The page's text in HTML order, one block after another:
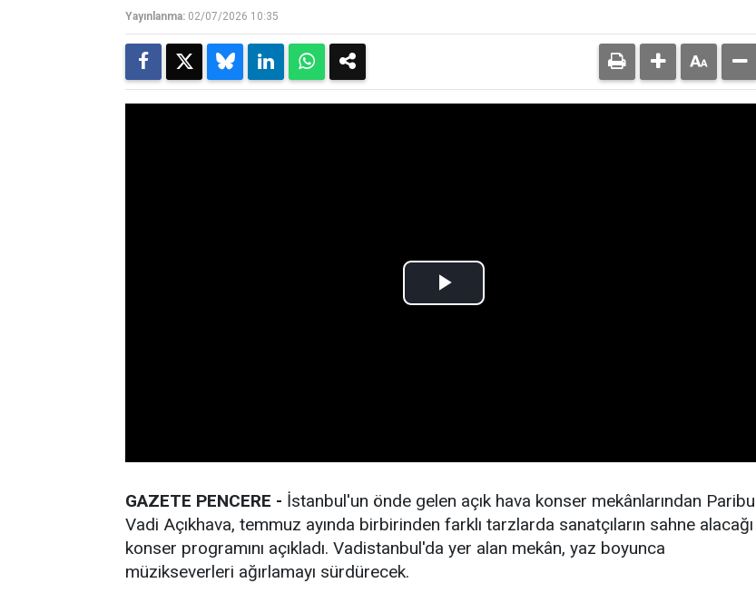
Yayınlanma: 02/07/2026 10:35
GAZETE PENCERE - İstanbul'un önde gelen açık hava konser mekânlarından Paribu
Vadi Açıkhava, temmuz ayında birbirinden farklı tarzlarda sanatçıların sahne alacağı
konser programını açıkladı. Vadistanbul'da yer alan mekân, yaz boyunca
müzikseverleri ağırlamayı sürdürecek.